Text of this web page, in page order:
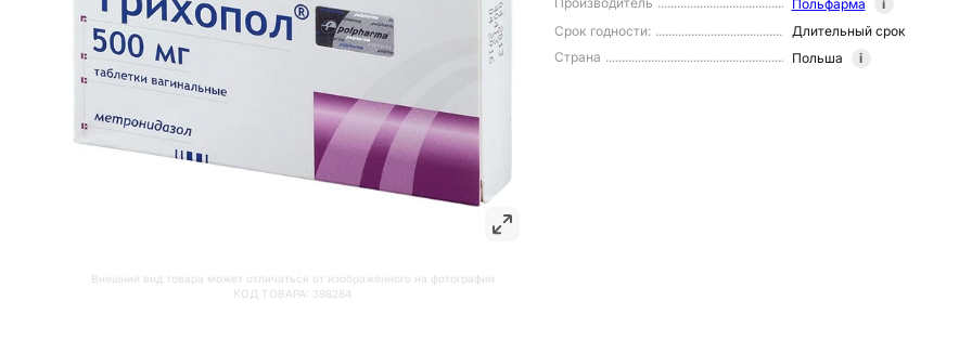
Внешний вид товара может отличаться от изображённого на фотографии
КОД ТОВАРА: 398284
Польфарма
i
Срок годности:
Длительный срок
Страна
Польша i